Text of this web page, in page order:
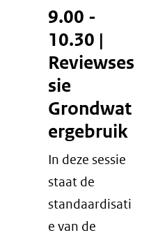
9.00 -
10.30 |
Reviewses
sie
Grondwat
ergebruik
In deze sessie
staat de
standaardisati
e van de